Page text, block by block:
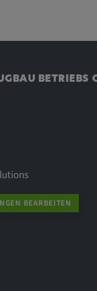
BETRIEBS
BEARBEITEN